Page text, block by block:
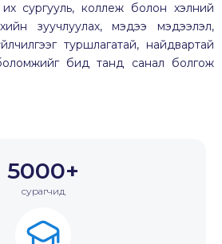
сургууль, коллеж болон хэлний
хийн зуучлуулах, мэдээ мэдээлэл,
туршлагатай, найдвартай
бид танд санал болгож
5000+
сурагчид